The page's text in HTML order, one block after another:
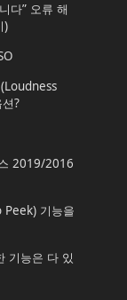
다” 오류 해
)
?
2019/2016
Peek) 기능을
기능은 다 있